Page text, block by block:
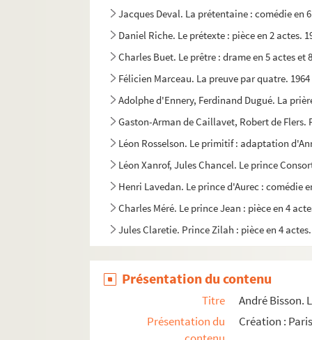
Jacques Deval. La prétentaine : comédie en
Daniel Riche. Le prétexte : pièce en 2 actes.
Charles Buet. Le prêtre : drame en 5 actes et
Félicien Marceau. La preuve par quatre. 1964
Adolphe d'Ennery, Ferdinand Dugué. La
Gaston-Arman de Caillavet, Robert de Flers.
Léon Rosselson. Le primitif : adaptation
Léon Xanrof, Jules Chancel. Le prince
Henri Lavedan. Le prince d'Aurec : comédie
Charles Méré. Le prince Jean : pièce en 4
Jules Claretie. Prince Zilah : pièce en 4
Mme de La Fayette. La princesse de Clèves
Alexandre Dumas fils. La princesse Georges
Jean-Jacques Bernard. Le printemps des
Présentation du contenu
Titre
André Bisson.
Présentation du
Création :